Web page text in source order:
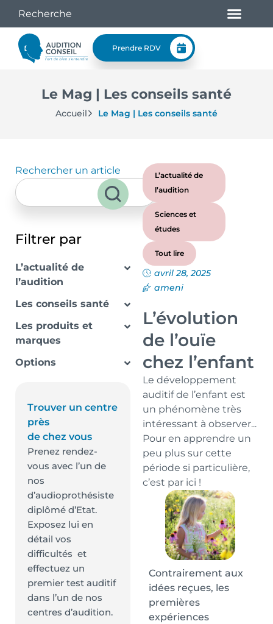
Prendre RDV
Le Mag | Les conseils santé
Accueil Le Mag | Les conseils santé
Rechercher un article
Filtrer par
L’actualité de
l’audition
Les conseils santé
Les produits et
marques
Options
Trouver un centre
près
de chez vous
Prenez rendez-
vous avec l’un de
nos
d’audioprothésiste
diplômé d’Etat.
Exposez lui en
détail vos
difficultés et
effectuez un
premier test auditif
dans l’un de nos
centres d’audition.
L’actualité de
l’audition
Sciences et
études
Tout lire
avril 28, 2025
ameni
L’évolution
de l’ouïe
chez l’enfant
Le développement
auditif de l’enfant est
un phénomène très
intéressant à observer...
Pour en apprendre un
peu plus sur cette
période si particulière,
c’est par ici !
Contrairement aux
idées reçues, les
premières
expériences